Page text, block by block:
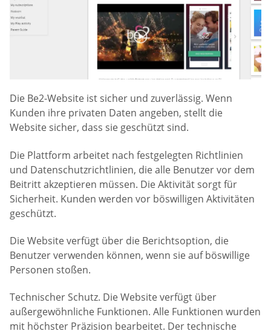
Die Be2-Website ist sicher und zuverlässig. Wenn
Kunden ihre privaten Daten angeben, stellt die
Website sicher, dass sie geschützt sind.
Die Plattform arbeitet nach festgelegten Richtlinien
und Datenschutzrichtlinien, die alle Benutzer vor dem
Beitritt akzeptieren müssen. Die Aktivität sorgt für
Sicherheit. Kunden werden vor böswilligen Aktivitäten
geschützt.
Die Website verfügt über die Berichtsoption, die
Benutzer verwenden können, wenn sie auf böswillige
Personen stoßen.
Technischer Schutz. Die Website verfügt über
außergewöhnliche Funktionen. Alle Funktionen wurden
mit höchster Präzision bearbeitet. Der technische